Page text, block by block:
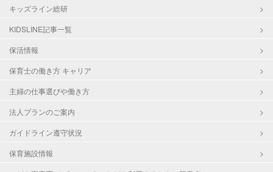
キッズライン総研
KIDSLINE記事一覧
保活情報
保育士の働き方 キャリア
主婦の仕事選びや働き方
法人プランのご案内
ガイドライン遵守状況
保育施設情報